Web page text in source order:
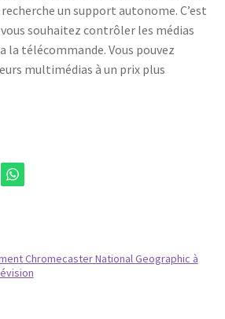
un support autonome. C’est
souhaitez contrôler les médias
la télécommande. Vous pouvez
multimédias à un prix plus
Chromecaster National Geographic à